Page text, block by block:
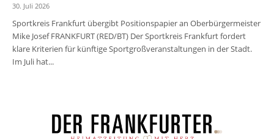
30. Juli 2026
Sportkreis Frankfurt übergibt Positionspapier an Oberbürgermeister
Mike Josef FRANKFURT (RED/BT) Der Sportkreis Frankfurt fordert
klare Kriterien für künftige Sportgroßveranstaltungen in der Stadt.
Im Juli hat...